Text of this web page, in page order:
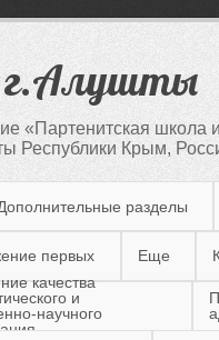
г.Алушты
«Партенитская школа
Республики Крым,
разделы
первых Еще
качества
и
научного